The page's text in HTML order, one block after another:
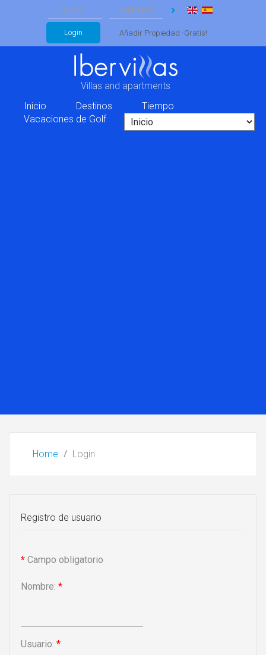
Login Añadir Propiedad -Gratis!
Villas and apartments
Inicio
Destinos
Tiempo
Vacaciones de Golf
Home Login
Registro de usuario
* Campo obligatorio
Nombre: *
Usuario: *